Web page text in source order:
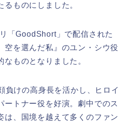
るものにしました。
「GoodShort」で配信された
空を選んだ私』のユン・シウ役
ものとなりました。
負けの高身長を活かし、ヒロイ
ートナー役を好演。劇中でのス
は、国境を越えて多くのファン